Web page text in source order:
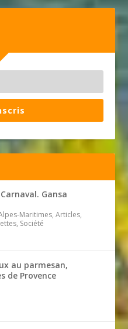
Gansa
Maritimes, Articles,
Société
au parmesan,
de Provence